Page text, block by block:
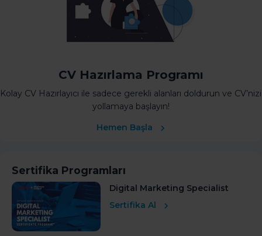
CV Hazırlama Programı
Kolay CV Hazırlayıcı ile sadece gerekli alanları doldurun ve CV’nizi
yollamaya başlayın!
Hemen Başla
Sertifika Programları
Digital Marketing Specialist
Sertifika Al